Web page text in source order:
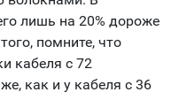
лишь на 20% дороже
помните, что
кабеля с 72
как и у кабеля с 36